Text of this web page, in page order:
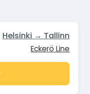
Helsinki → Tallinn
Eckerö Line